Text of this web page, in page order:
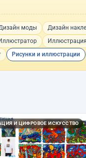
моды Дизайн
Иллюстрация
Рисунки и иллюстрации
И ЦИФРОВОЕ ИСКУССТВО